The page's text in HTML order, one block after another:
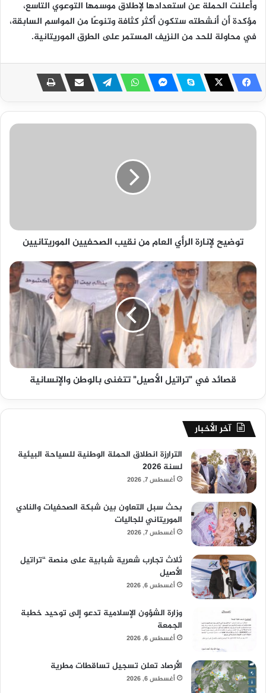
وأعلنت الحملة عن استعدادها لإطلاق موسمها التوعوي التاسع،
مؤكدة أن أنشطته ستكون أكثر كثافة وتنوعًا من المواسم السابقة،
في محاولة للحد من النزيف المستمر على الطرق الموريتانية.
توضيح لإنارة الرأي العام من نقيب الصحفيين الموريتانيين
قصائد في "تراتيل الأصيل" تتغنى بالوطن والإنسانية
آخر الأخبار
الترارزة انطلاق الحملة الوطنية للسياحة البيئية
لسنة 2026
أغسطس 7, 2026
بحث سبل التعاون بين شبكة الصحفيات والنادي
الموريتاني للجاليات
أغسطس 7, 2026
ثلاث تجارب شعرية شبابية على منصة “تراتيل
الأصيل
أغسطس 6, 2026
وزارة الشؤون الإسلامية تدعو إلى توحيد خطبة
الجمعة
أغسطس 6, 2026
الأرصاد تعلن تسجيل تساقطات مطرية
أغسطس 6, 2026